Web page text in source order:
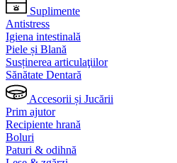
Suplimente
Antistress
Igiena intestinală
Piele și Blană
Susținerea articulaţiilor
Sănătate Dentară
Accesorii și Jucării
Prim ajutor
Recipiente hrană
Boluri
Paturi & odihnă